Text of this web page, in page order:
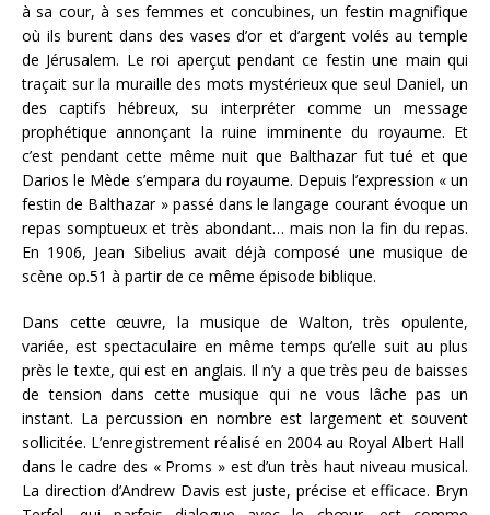
à sa cour, à ses femmes et concubines, un festin magnifique
où ils burent dans des vases d’or et d’argent volés au temple
de Jérusalem. Le roi aperçut pendant ce festin une main qui
traçait sur la muraille des mots mystérieux que seul Daniel, un
des captifs hébreux, su interpréter comme un message
prophétique annonçant la ruine imminente du royaume. Et
c’est pendant cette même nuit que Balthazar fut tué et que
Darios le Mède s’empara du royaume. Depuis l’expression « un
festin de Balthazar » passé dans le langage courant évoque un
repas somptueux et très abondant… mais non la fin du repas.
En 1906, Jean Sibelius avait déjà composé une musique de
scène op.51 à partir de ce même épisode biblique.
Dans cette œuvre, la musique de Walton, très opulente,
variée, est spectaculaire en même temps qu’elle suit au plus
près le texte, qui est en anglais. Il n’y a que très peu de baisses
de tension dans cette musique qui ne vous lâche pas un
instant. La percussion en nombre est largement et souvent
sollicitée. L’enregistrement réalisé en 2004 au Royal Albert Hall
dans le cadre des « Proms » est d’un très haut niveau musical.
La direction d’Andrew Davis est juste, précise et efficace. Bryn